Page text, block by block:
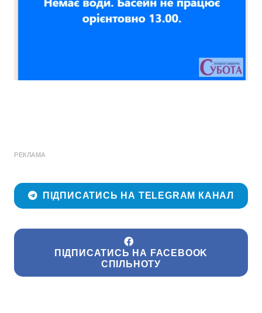
РЕКЛАМА
ПІДПИСАТИСЬ НА TELEGRAM КАНАЛ
ПІДПИСАТИСЬ НА FACEBOOK
СПІЛЬНОТУ